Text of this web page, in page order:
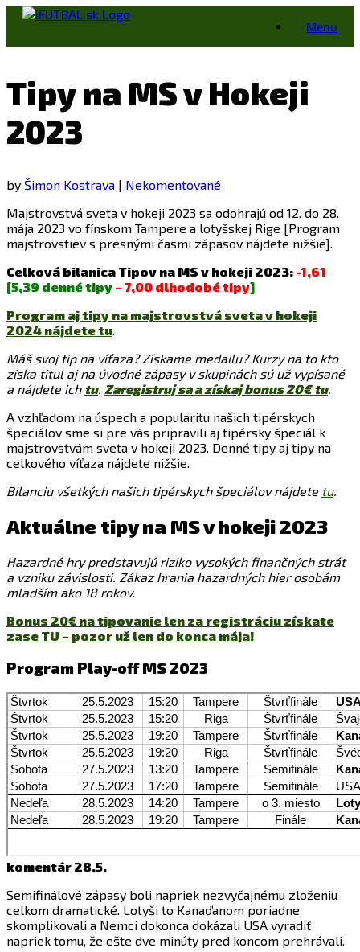
Skip
content
Menu
Tipy na MS v Hokeji
2023
by Šimon Kostrava | Nekomentované
Majstrovstvá sveta v hokeji 2023 sa odohrajú od 12. do 28.
mája 2023 vo fínskom Tampere a lotyšskej Rige [Program
majstrovstiev s presnými časmi zápasov nájdete nižšie].
Celková bilanica Tipov na MS v hokeji 2023: -1,61
[5,39 denné tipy – 7,00 dlhodobé tipy]
Program aj tipy na majstrovstvá sveta v hokeji
2024 nájdete tu.
Máš svoj tip na víťaza? Získame medailu? Kurzy na to kto
získa titul aj na úvodné zápasy v skupinách sú už vypísané
a nájdete ich tu. Zaregistruj sa a získaj bonus 20€ tu.
A vzhľadom na úspech a popularitu našich tipérskych
špeciálov sme si pre vás pripravili aj tipérsky špeciál k
majstrovstvám sveta v hokeji 2023. Denné tipy aj tipy na
celkového víťaza nájdete nižšie.
Bilanciu všetkých našich tipérskych špeciálov nájdete tu.
Aktuálne tipy na MS v hokeji 2023
Hazardné hry predstavujú riziko vysokých finančných strát
a vzniku závislosti. Zákaz hrania hazardných hier osobám
mladším ako 18 rokov.
Bonus 20€ na tipovanie len za registráciu získate
zase TU – pozor už len do konca mája!
Program Play-off MS 2023
komentár 28.5.
Semifinálové zápasy boli napriek nezvyčajnému zloženiu
celkom dramatické. Lotyši to Kanaďanom poriadne
skomplikovali a Nemci dokonca dokázali USA vyradiť
napriek tomu, že ešte dve minúty pred koncom prehrávali.